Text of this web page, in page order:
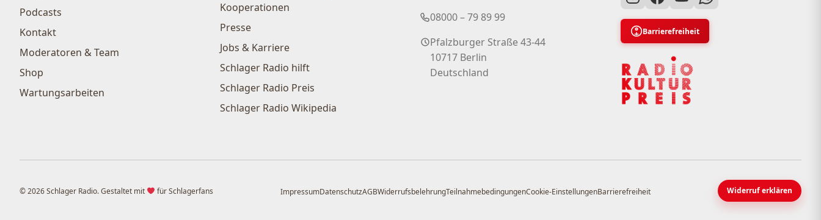
Podcasts
Kontakt
Moderatoren & Team
Shop
Wartungsarbeiten
Kooperationen
Presse
Jobs & Karriere
Schlager Radio hilft
Schlager Radio Preis
Schlager Radio Wikipedia
08000 – 79 89 99
Pfalzburger Straße 43-44
10717 Berlin
Deutschland
Barrierefreiheit
© 2026 Schlager Radio. Gestaltet mit für Schlagerfans ImpressumDatenschutzAGBWiderrufsbelehrungTeilnahmebedingungenCookie-EinstellungenBarrierefreiheit Widerruf erklären